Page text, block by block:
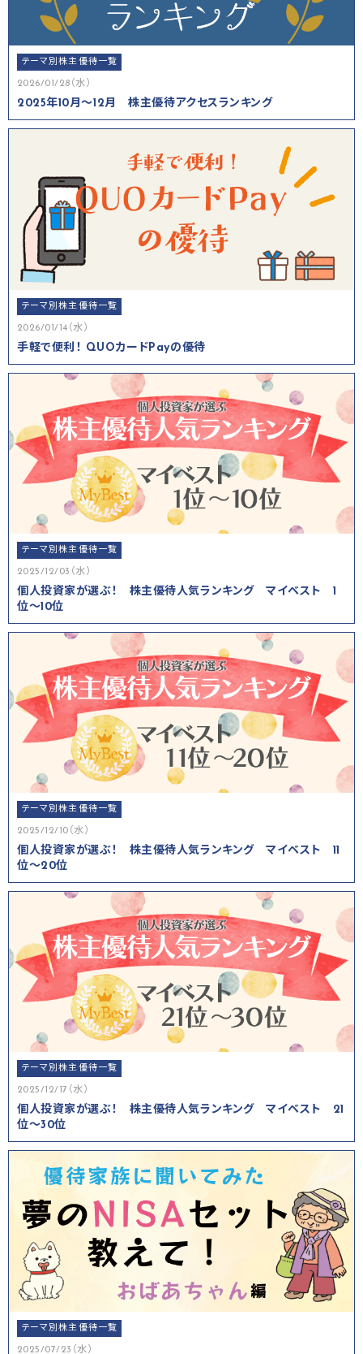
テーマ別株主優待一覧
2026/01/28（水）
2025年10月～12月 株主優待アクセスランキング
テーマ別株主優待一覧
2026/01/14（水）
手軽で便利！ QUOカードPayの優待
テーマ別株主優待一覧
2025/12/03（水）
個人投資家が選ぶ！ 株主優待人気ランキング マイベスト 1
位～10位
テーマ別株主優待一覧
2025/12/10（水）
個人投資家が選ぶ！ 株主優待人気ランキング マイベスト 11
位～20位
テーマ別株主優待一覧
2025/12/17（水）
個人投資家が選ぶ！ 株主優待人気ランキング マイベスト 21
位～30位
テーマ別株主優待一覧
2025/07/23（水）